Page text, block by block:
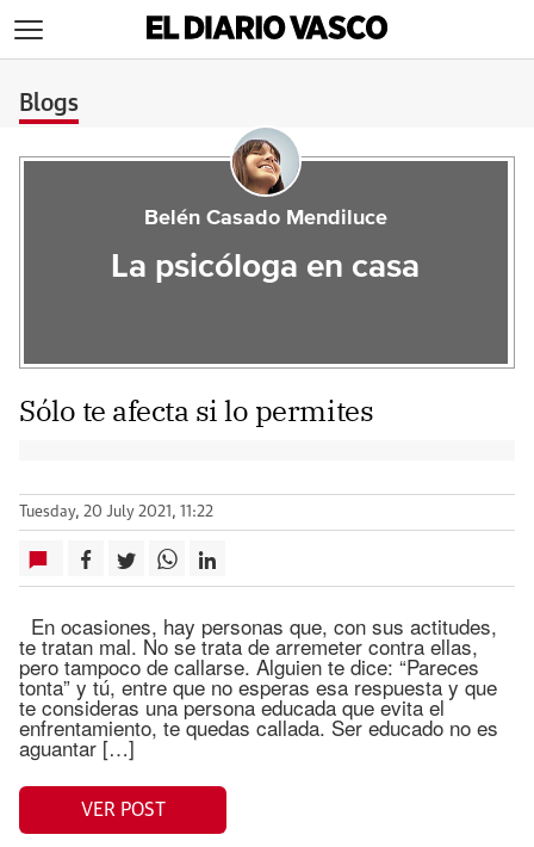
Blogs
Belén Casado Mendiluce
La psicóloga en casa
Sólo te afecta si lo permites
Tuesday, 20 July 2021, 11:22
En ocasiones, hay personas que, con sus actitudes,
te tratan mal. No se trata de arremeter contra ellas,
pero tampoco de callarse. Alguien te dice: “Pareces
tonta” y tú, entre que no esperas esa respuesta y que
te consideras una persona educada que evita el
enfrentamiento, te quedas callada. Ser educado no es
aguantar […]
VER POST